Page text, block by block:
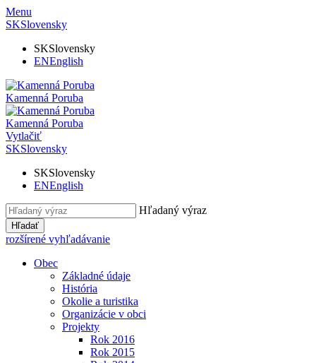
Menu
SKSlovensky
SKSlovensky
ENEnglish
Kamenná Poruba
Kamenná Poruba
Vytlačiť
SKSlovensky
SKSlovensky
ENEnglish
Hľadaný výraz
Hľadať
rozšírené vyhľadávanie
Obec
Základné údaje
História
Okolie a turistika
Organizácie v obci
Projekty
Rok 2016
Rok 2015